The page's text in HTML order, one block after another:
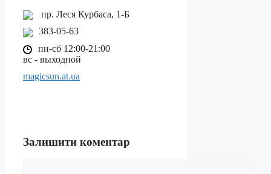
пр. Леся Курбаса, 1-Б
383-05-63
пн-сб 12:00-21:00
вс - выходной
magicsun.at.ua
Залишити коментар